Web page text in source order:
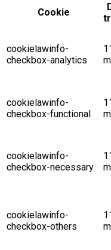
Cookie
cookielawinfo-
checkbox-analytics
cookielawinfo-
checkbox-functional
cookielawinfo-
checkbox-necessary
cookielawinfo-
checkbox-others